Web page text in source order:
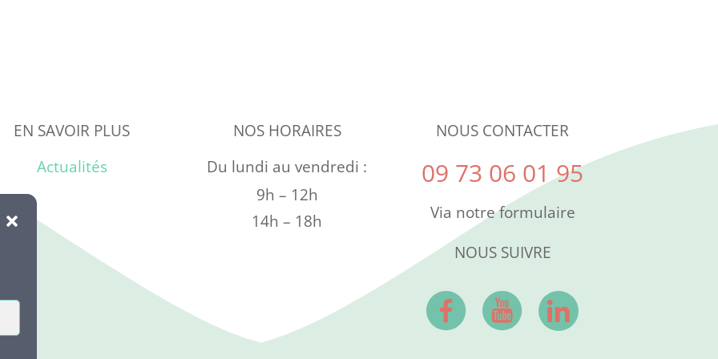
EN SAVOIR PLUS
Actualités
NOS HORAIRES
Du lundi au vendredi :
9h – 12h
14h – 18h
NOUS CONTACTER
09 73 06 01 95
Via notre formulaire
NOUS SUIVRE